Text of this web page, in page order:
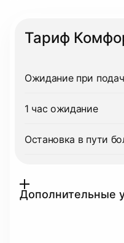
Тариф
Ожидание при
1 час ожидание
Остановка в пути
Дополнительные